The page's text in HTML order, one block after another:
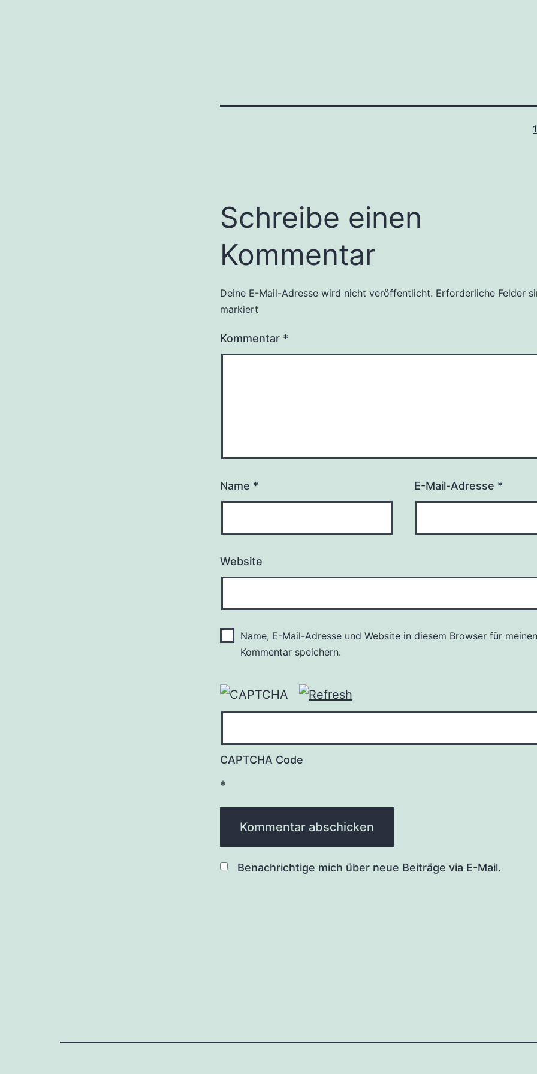
Schreibe einen
Kommentar
Deine E-Mail-Adresse wird nicht veröffentlicht. Erforderliche Felder
markiert
Kommentar *
Name * E-Mail-Adresse *
Website
Name, E-Mail-Adresse und Website in diesem Browser für
Kommentar speichern.
CAPTCHA Code
*
Benachrichtige mich über neue Beiträge via E-Mail.